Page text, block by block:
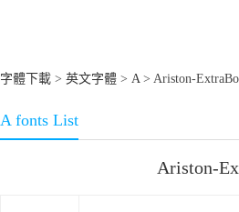
字體下載 > 英文字體 > A> Ariston-
A fonts List
Ariston-